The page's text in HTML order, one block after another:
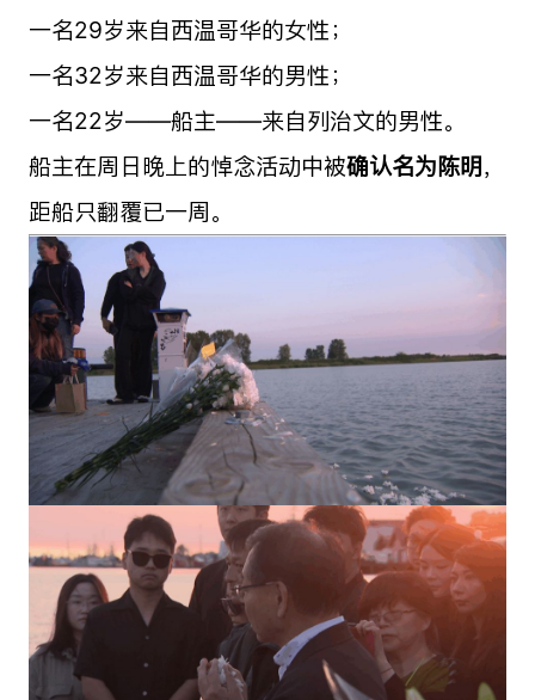
一名29岁来自西温哥华的女性；
一名32岁来自西温哥华的男性；
一名22岁——船主——来自列治文的男性。
船主在周日晚上的悼念活动中被确认名为陈明，
距船只翻覆已一周。